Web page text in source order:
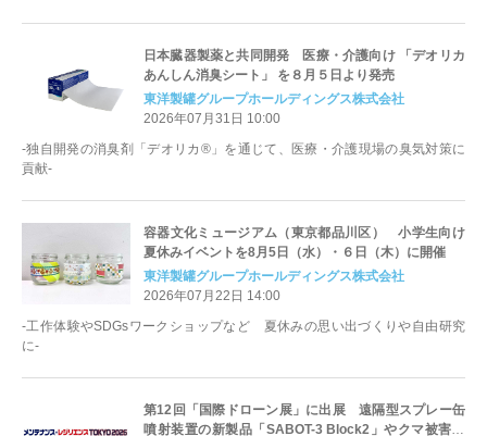
日本臓器製薬と共同開発 医療・介護向け 「デオリカ
あんしん消臭シート」 を８月５日より発売
東洋製罐グループホールディングス株式会社
2026年07月31日 10:00
-独自開発の消臭剤「デオリカ®」を通じて、医療・介護現場の臭気対策に
貢献-
容器文化ミュージアム（東京都品川区） 小学生向け
夏休みイベントを8月5日（水）・６日（木）に開催
東洋製罐グループホールディングス株式会社
2026年07月22日 14:00
-工作体験やSDGsワークショップなど 夏休みの思い出づくりや自由研究
に-
第12回「国際ドローン展」に出展 遠隔型スプレー缶
噴射装置の新製品「SABOT-3 Block2」やクマ被害対